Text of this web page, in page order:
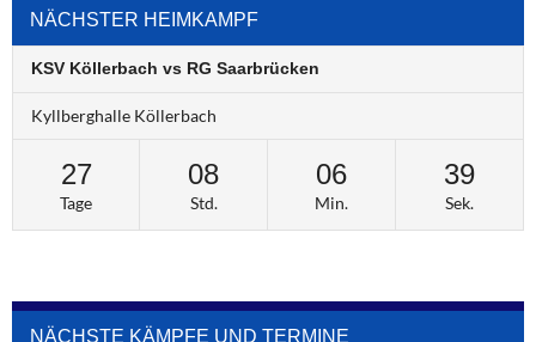
NÄCHSTER HEIMKAMPF
KSV Köllerbach vs RG Saarbrücken
Kyllberghalle Köllerbach
27
Tage
08
Std.
06
Min.
39
Sek.
NÄCHSTE KÄMPFE UND TERMINE